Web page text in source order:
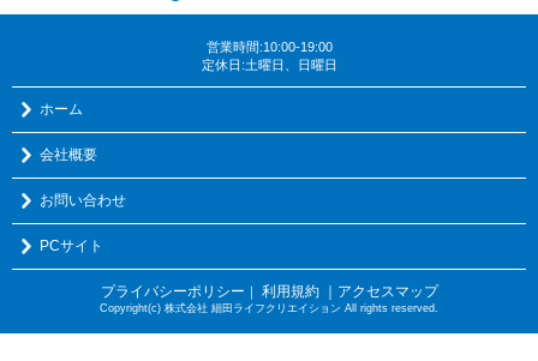
営業時間:10:00-19:00
定休日:土曜日、日曜日
ホーム
会社概要
お問い合わせ
PCサイト
プライバシーポリシー ｜ 利用規約 ｜アクセスマップ
Copyright(c) 株式会社 細田ライフクリエイション All rights reserved.